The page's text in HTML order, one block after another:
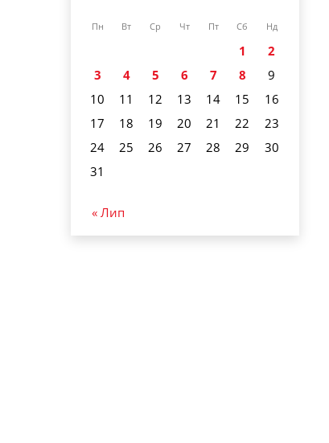
Пн Вт Ср Чт Пт Сб Нд
1
2
3
4 5 6 7 8
9
10
11 12 13 14 15
16
17
18 19 20 21 22
23
24
25 26 27 28 29
30
31
« Лип